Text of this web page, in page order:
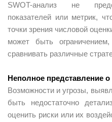
SWOT-анализ не
показателей или метрик,
точки зрения числовой
может быть
сравнивать различные
Неполное представление о
Возможности и угрозы,
быть недостаточно
оценить риски или их